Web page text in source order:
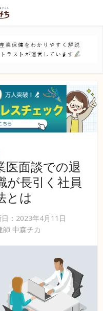
医面談での退
が長引く社員
とは
：2023年4月11日
師 中森チカ